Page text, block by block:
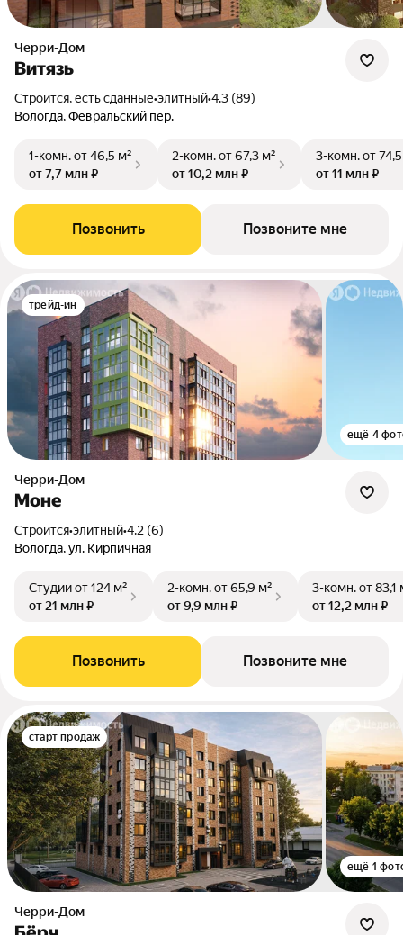
Черри-Дом
Витязь
Строится, есть сданные•элитный•4.3 (89)
Вологда, Февральский пер.
1-комн.от 46,5 м²
от 7,7 млн ₽
2-комн.от 67,3 м²
от 10,2 млн ₽
3-комн.от
от 11 млн ₽
Позвонить Позвоните мне
трейд-ин
ещё 4
Черри-Дом
Моне
Строится•элитный•4.2 (6)
Вологда, ул. Кирпичная
Студииот 124 м²
от 21 млн ₽
2-комн.от 65,9 м²
от 9,9 млн ₽
3-комн.от 83,1
от 12,2 млн ₽
Позвонить Позвоните мне
старт продаж
ещё 1
Черри-Дом